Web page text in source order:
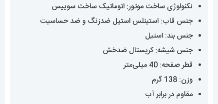
نکنولوژی ساخت موتور: اتوماتیک ساخت سوییس
جنس قاب: استینلس استیل ضدزنگ و ضد حساسیت
جنس بند: استیل
جنس شیشه: کریستال ضدخش
قطر صفحه: 40 میلی‌متر
وزن: 138 گرم
مقاوم در برابر آب